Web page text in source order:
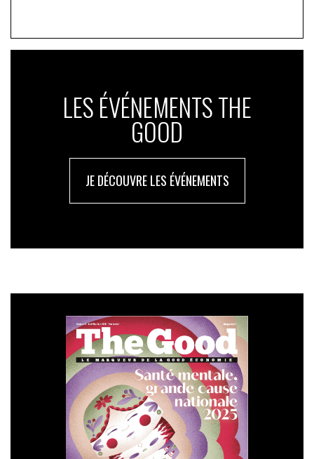
LES ÉVÉNEMENTS THE
GOOD
JE DÉCOUVRE LES ÉVÉNEMENTS